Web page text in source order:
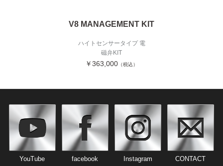
V8 MANAGEMENT KIT
ハイトセンサータイプ 電
磁弁KIT
￥363,000 （税込）
YouTube facebook Instagram CONTACT